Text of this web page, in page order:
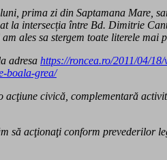
prima zi din Saptamana Mare,
la intersecția între Bd. Dimitrie
ales sa stergem toate literele mai
adresa https://roncea.ro/2011/04/
boala-grea/
acţiune civică, complementară
să acţionaţi conform prevederilor
Data: